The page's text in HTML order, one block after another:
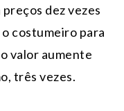
dez vezes
costumeiro para
valor aumente
três vezes.